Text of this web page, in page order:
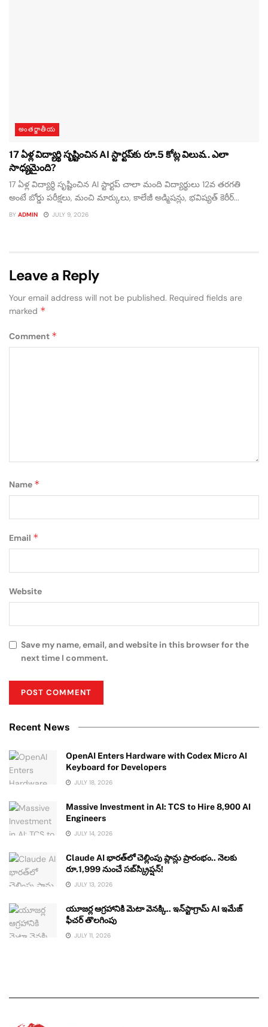
అంతర్జాతీయ
17 ఏళ్ల విద్యార్థి సృష్టించిన AI స్టార్టప్‌కు రూ.5 కోట్ల విలువ.. ఎలా
సాధ్యమైంది?
17 ఏళ్ల విద్యార్థి సృష్టించిన AI స్టార్టప్‌ చాలా మంది విద్యార్థులు 12వ తరగతి
అంటే బోర్డు పరీక్షలు, మంచి మార్కులు, కాలేజీ అడ్మిషన్లు, భవిష్యత్ కెరీర్...
BY ADMIN JULY 9, 2026
Leave a Reply
Your email address will not be published. Required fields are
marked *
Comment *
Name *
Email *
Website
Save my name, email, and website in this browser for the
next time I comment.
Recent News
OpenAI Enters Hardware with Codex Micro AI
Keyboard for Developers
JULY 18, 2026
Massive Investment in AI: TCS to Hire 8,900 AI
Engineers
JULY 14, 2026
Claude AI భారత్‌లో చెల్లింపు ప్లాన్లు ప్రారంభం.. నెలకు
రూ.1,999 నుంచే సబ్‌స్క్రిప్షన్!
JULY 13, 2026
యూజర్ల ఆగ్రహానికి మెటా వెనక్కి.. ఇన్‌స్టాగ్రామ్ AI ఇమేజ్
ఫీచర్ తొలగింపు
JULY 11, 2026